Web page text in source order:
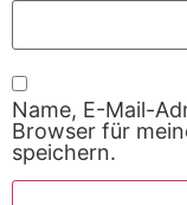
Name, E-Mail-
Browser für
speichern.